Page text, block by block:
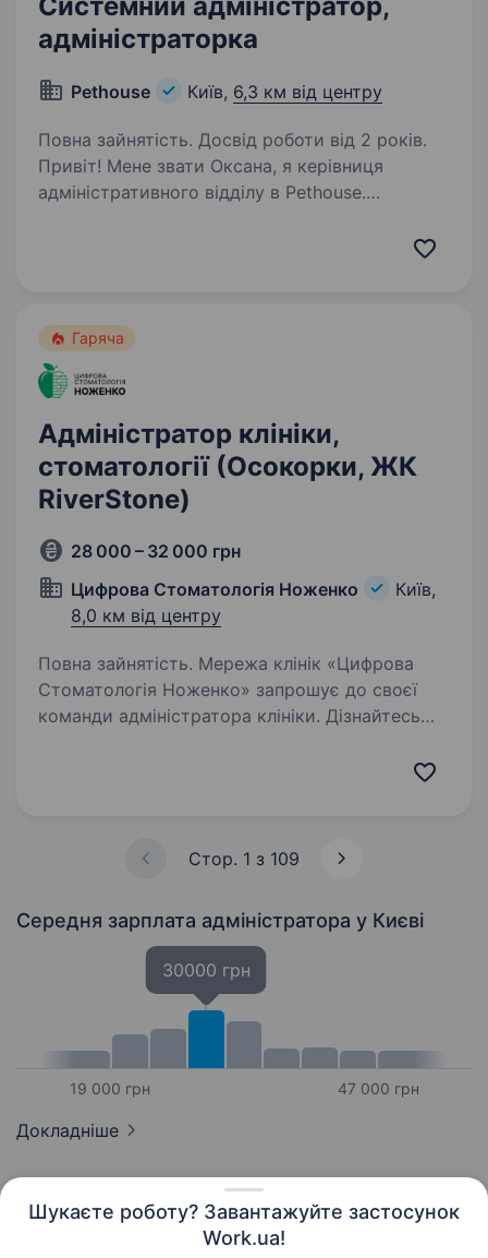
Шукаєте роботу? Завантажуйте застосунок
Work.ua!
адміністраторка
Pethouse Київ, 6,3 км від центру
Повна зайнятість. Досвід роботи від 2 років.
Привіт! Мене звати Оксана, я керівниця
адміністративного відділу в Pethouse.
Гаряча
Адміністратор клініки,
стоматології (Осокорки, ЖК
RiverStone)
28 000 – 32 000 грн
Цифрова Стоматологія Ноженко
Київ,
8,0 км від центру
Повна зайнятість. Мережа клінік «Цифрова
Стоматологія Ноженко» запрошує до своєї
команди адміністратора клініки. Дізнайтесь
Стор. 1 з 109
Середня зарплата адміністратора у Києві
19 000 грн
30000 грн
47 000 грн
Докладніше